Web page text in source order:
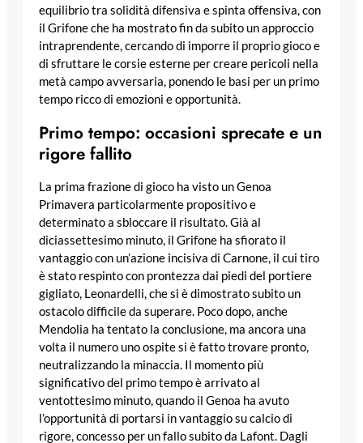
equilibrio tra solidità difensiva e spinta offensiva, con
il Grifone che ha mostrato fin da subito un approccio
intraprendente, cercando di imporre il proprio gioco e
di sfruttare le corsie esterne per creare pericoli nella
metà campo avversaria, ponendo le basi per un primo
tempo ricco di emozioni e opportunità.
Primo tempo: occasioni sprecate e un
rigore fallito
La prima frazione di gioco ha visto un Genoa
Primavera particolarmente propositivo e
determinato a sbloccare il risultato. Già al
diciassettesimo minuto, il Grifone ha sfiorato il
vantaggio con un’azione incisiva di Carnone, il cui tiro
è stato respinto con prontezza dai piedi del portiere
gigliato, Leonardelli, che si è dimostrato subito un
ostacolo difficile da superare. Poco dopo, anche
Mendolia ha tentato la conclusione, ma ancora una
volta il numero uno ospite si è fatto trovare pronto,
neutralizzando la minaccia. Il momento più
significativo del primo tempo è arrivato al
ventottesimo minuto, quando il Genoa ha avuto
l’opportunità di portarsi in vantaggio su calcio di
rigore, concesso per un fallo subito da Lafont. Dagli